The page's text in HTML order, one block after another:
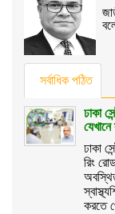
সর্বাধিক পঠিত
ঢাকা
ঢাকা
রিং
করতে